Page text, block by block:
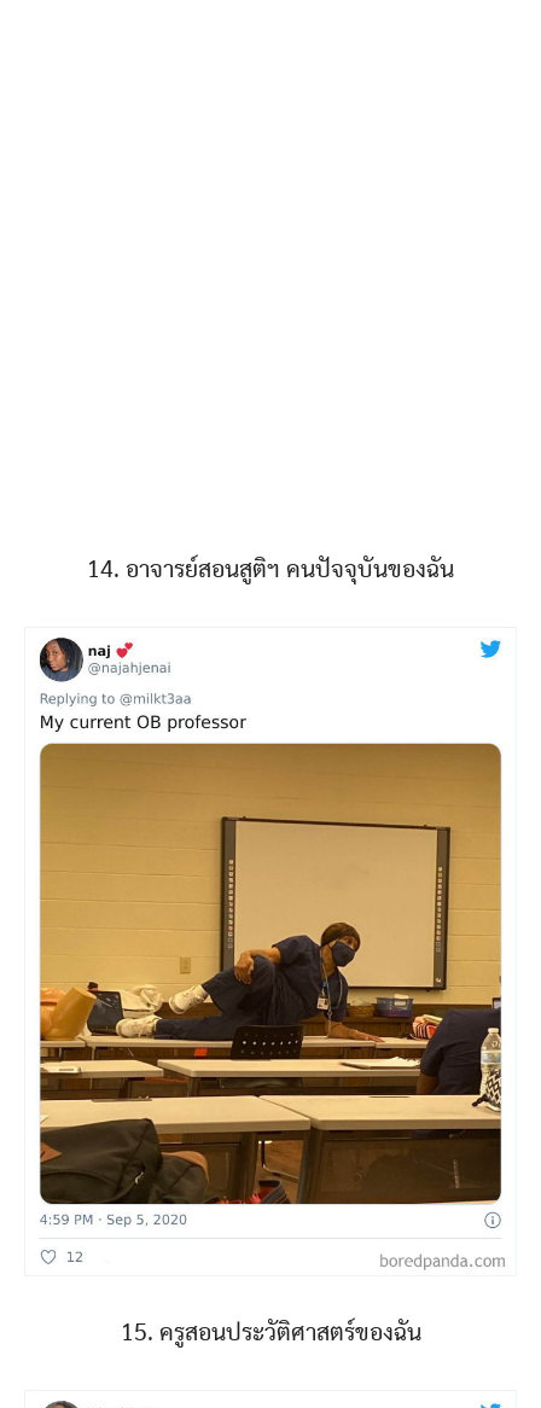
14. อาจารย์สอนสูติฯ คนปัจจุบันของฉัน
15. ครูสอนประวัติศาสตร์ของฉัน